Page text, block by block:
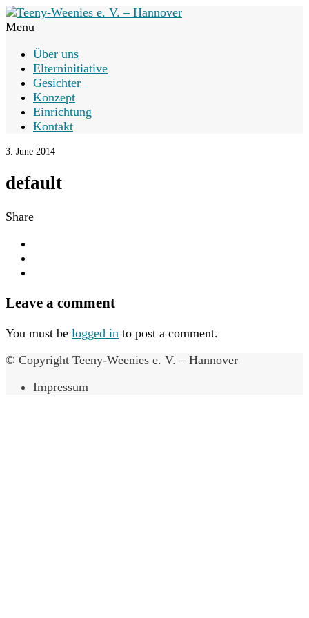
Menu
Über uns
Elterninitiative
Gesichter
Konzept
Einrichtung
Kontakt
3. June 2014
default
Share
Leave a comment
You must be logged in to post a comment.
© Copyright Teeny-Weenies e. V. – Hannover
Impressum